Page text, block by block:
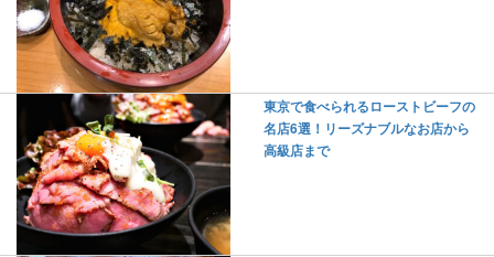
東京で食べられるローストビーフの
名店6選！リーズナブルなお店から
高級店まで